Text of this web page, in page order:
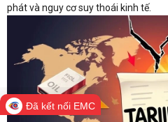
phát và nguy cơ suy thoái kinh tế.
Đã kết nối EMC